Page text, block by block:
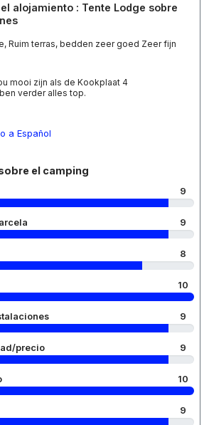
alojamiento : Tente Lodge sobre
Ruim terras, bedden zeer goed Zeer fijn
mooi zijn als de Kookplaat 4
verder alles top.
a Español
el camping
9
9
8
10
9
precio 9
10
9